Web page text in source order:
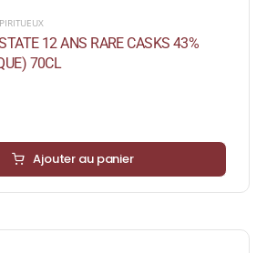
12 ANS RARE CASKS 43%
70CL
Ajouter au panier